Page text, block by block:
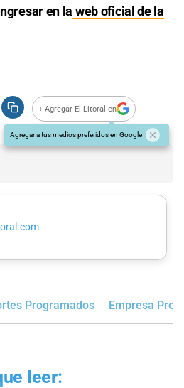
en la web oficial de la
+ Agregar El Litoral en
Agregar a tus medios preferidos en Google
Programados Empresa
leer: